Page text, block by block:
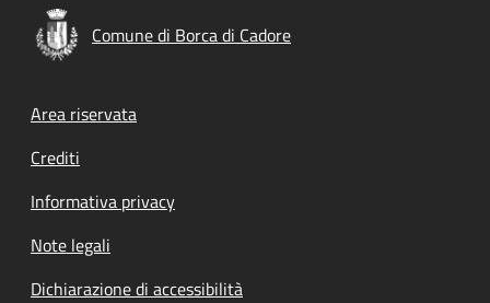
Comune di Borca di Cadore
Footer menu
Area riservata
Crediti
Informativa privacy
Note legali
Dichiarazione di accessibilità